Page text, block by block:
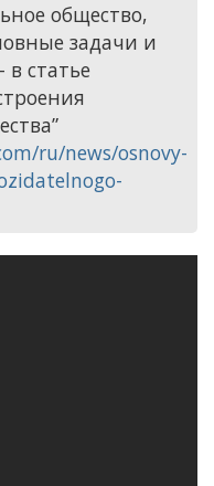
общество,
задачи и
статье
ru/news/osnovy-